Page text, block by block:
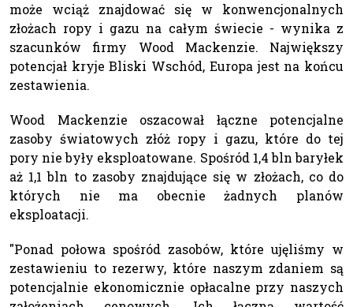
może wciąż znajdować się w konwencjonalnych
złożach ropy i gazu na całym świecie - wynika z
szacunków firmy Wood Mackenzie. Największy
potencjał kryje Bliski Wschód, Europa jest na końcu
zestawienia.
Wood Mackenzie oszacował łączne potencjalne
zasoby światowych złóż ropy i gazu, które do tej
pory nie były eksploatowane. Spośród 1,4 bln baryłek
aż 1,1 bln to zasoby znajdujące się w złożach, co do
których nie ma obecnie żadnych planów
eksploatacji.
"Ponad połowa spośród zasobów, które ujęliśmy w
zestawieniu to rezerwy, które naszym zdaniem są
potencjalnie ekonomicznie opłacalne przy naszych